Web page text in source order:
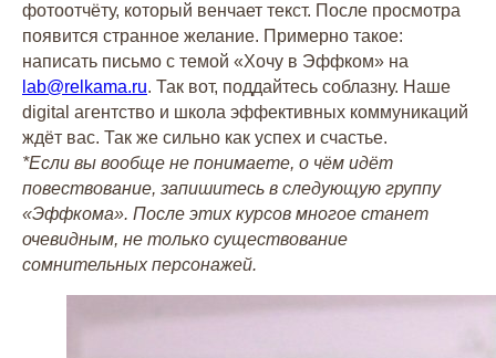
фотоотчёту, который венчает текст. После просмотра
появится странное желание. Примерно такое:
написать письмо с темой «Хочу в Эффком» на
lab@relkama.ru. Так вот, поддайтесь соблазну. Наше
digital агентство и школа эффективных коммуникаций
ждёт вас. Так же сильно как успех и счастье.
*Если вы вообще не понимаете, о чём идёт
повествование, запишитесь в следующую группу
«Эффкома». После этих курсов многое станет
очевидным, не только существование
сомнительных персонажей.